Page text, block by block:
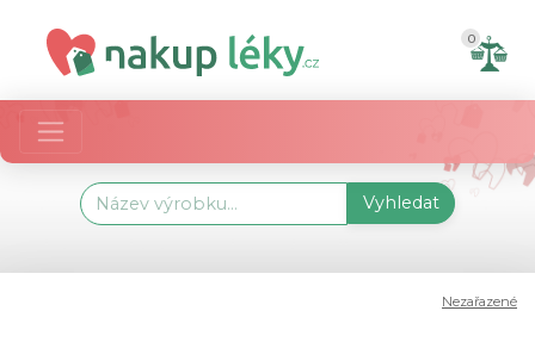
0
Vyhledat
Nezařazené